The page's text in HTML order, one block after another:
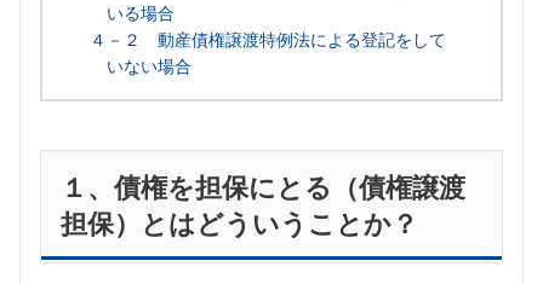
いる場合
４－２ 動産債権譲渡特例法による登記をして
いない場合
１、債権を担保にとる（債権譲渡
担保）とはどういうことか？